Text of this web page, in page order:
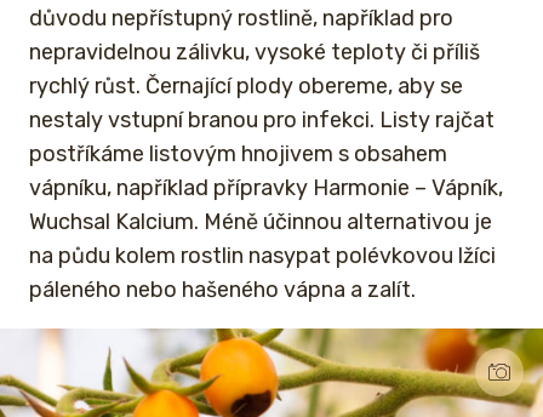
důvodu nepřístupný rostlině, například pro
nepravidelnou zálivku, vysoké teploty či příliš
rychlý růst. Černající plody obereme, aby se
nestaly vstupní branou pro infekci. Listy rajčat
postříkáme listovým hnojivem s obsahem
vápníku, například přípravky Harmonie – Vápník,
Wuchsal Kalcium. Méně účinnou alternativou je
na půdu kolem rostlin nasypat polévkovou lžíci
páleného nebo hašeného vápna a zalít.